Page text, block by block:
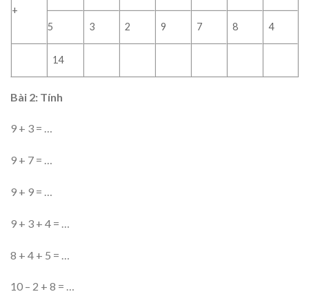
+
5 3 2 9 7 8 4
14
Bài 2: Tính
9 + 3 = …
9 + 7 = …
9 + 9 = …
9 + 3 + 4 = …
8 + 4 + 5 = …
10 – 2 + 8 = …